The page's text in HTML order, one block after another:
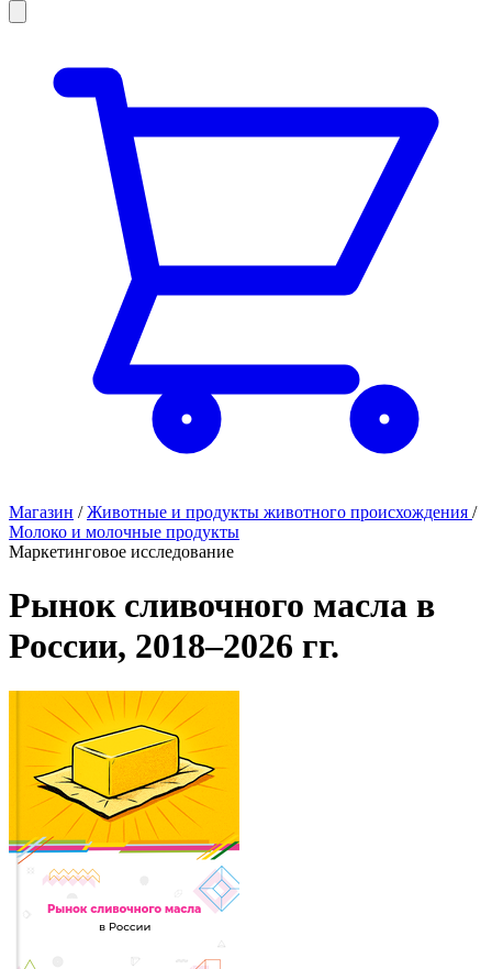
Магазин / Животные и продукты животного происхождения /
Молоко и молочные продукты
Маркетинговое исследование
Рынок сливочного масла в
России, 2018–2026 гг.